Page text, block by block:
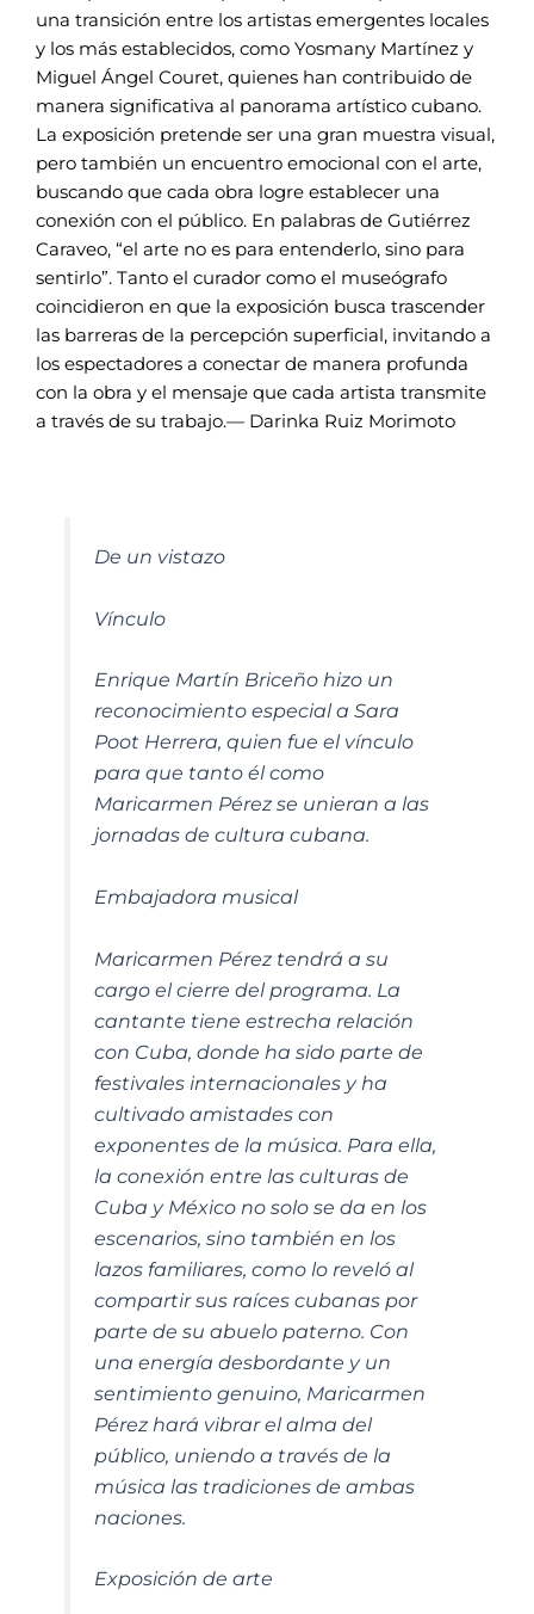
una transición entre los artistas emergentes locales
y los más establecidos, como Yosmany Martínez y
Miguel Ángel Couret, quienes han contribuido de
manera significativa al panorama artístico cubano.
La exposición pretende ser una gran muestra visual,
pero también un encuentro emocional con el arte,
buscando que cada obra logre establecer una
conexión con el público. En palabras de Gutiérrez
Caraveo, “el arte no es para entenderlo, sino para
sentirlo”. Tanto el curador como el museógrafo
coincidieron en que la exposición busca trascender
las barreras de la percepción superficial, invitando a
los espectadores a conectar de manera profunda
con la obra y el mensaje que cada artista transmite
a través de su trabajo.— Darinka Ruiz Morimoto
De un vistazo
Vínculo
Enrique Martín Briceño hizo un
reconocimiento especial a Sara
Poot Herrera, quien fue el vínculo
para que tanto él como
Maricarmen Pérez se unieran a las
jornadas de cultura cubana.
Embajadora musical
Maricarmen Pérez tendrá a su
cargo el cierre del programa. La
cantante tiene estrecha relación
con Cuba, donde ha sido parte de
festivales internacionales y ha
cultivado amistades con
exponentes de la música. Para ella,
la conexión entre las culturas de
Cuba y México no solo se da en los
escenarios, sino también en los
lazos familiares, como lo reveló al
compartir sus raíces cubanas por
parte de su abuelo paterno. Con
una energía desbordante y un
sentimiento genuino, Maricarmen
Pérez hará vibrar el alma del
público, uniendo a través de la
música las tradiciones de ambas
naciones.
Exposición de arte